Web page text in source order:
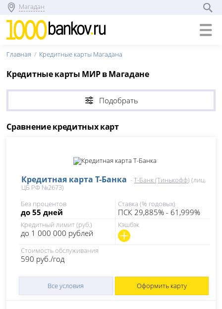
Магадан
Главная Кредитные карты Магадана
Кредитные карты МИР в Магадане
Подобрать
Сравнение кредитных карт
Кредитная карта Т-Банка -Т-Банк (Тинькофф) (лиц.
ЦБ РФ №2673)
Без процентов
до 55 дней
Ставка (% годовых)
ПСК 29,885% - 61,999%
Кредитный лимит (руб.)
до 1 000 000 рублей
Кэшбэк
Стоимость обслуживания
590 руб./год
Все условия Оформить карту